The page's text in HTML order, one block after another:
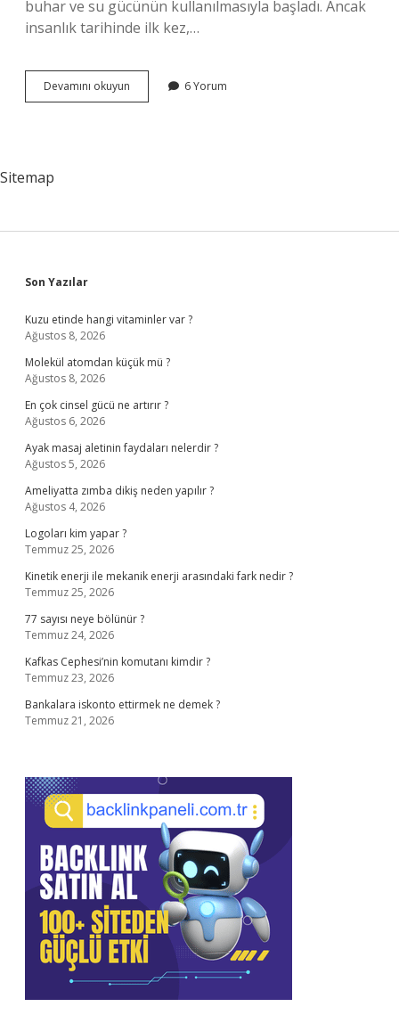
buhar ve su gücünün kullanılmasıyla başladı. Ancak
insanlık tarihinde ilk kez,…
Devamını okuyun
Devrimi
6 Yorum
Sitemap
Sidebar
Son Yazılar
Kuzu etinde hangi vitaminler var ?
Ağustos 8, 2026
Molekül atomdan küçük mü ?
Ağustos 8, 2026
En çok cinsel gücü ne artırır ?
Ağustos 6, 2026
Ayak masaj aletinin faydaları nelerdir ?
Ağustos 5, 2026
Ameliyatta zımba dikiş neden yapılır ?
Ağustos 4, 2026
Logoları kim yapar ?
Temmuz 25, 2026
Kinetik enerji ile mekanik enerji arasındaki fark nedir ?
Temmuz 25, 2026
77 sayısı neye bölünür ?
Temmuz 24, 2026
Kafkas Cephesi’nin komutanı kimdir ?
Temmuz 23, 2026
Bankalara iskonto ettirmek ne demek ?
Temmuz 21, 2026